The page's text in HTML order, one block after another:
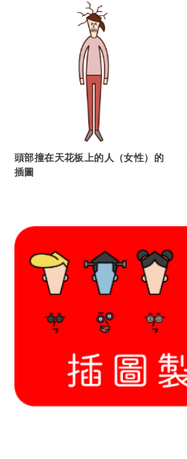
頭部撞在天花板上的人（女性）的
插圖